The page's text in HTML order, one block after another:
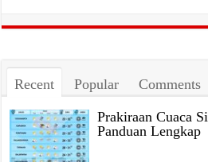
Recent Popular Comments
Prakiraan Cuaca
Panduan Lengkap